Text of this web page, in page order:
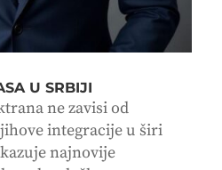
U SRBIJI
ne zavisi od
integracije u širi
najnovije